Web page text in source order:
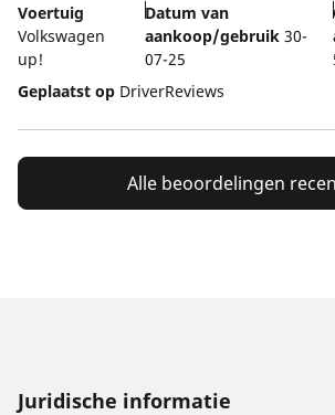
Voertuig
Volkswagen
up!
Datum van
aankoop/gebruik 30-
07-25
Geplaatst op DriverReviews
Alle beoordelingen
Juridische informatie